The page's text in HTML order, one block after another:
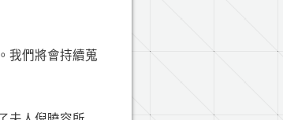
我們將會持續蒐